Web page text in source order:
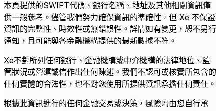
本頁提供的SWIFT代碼、銀行名稱、地址及其他相關資訊僅
供一般參考。儘管我們努力確保資訊的準確性，但 Xe 不保證
資訊的完整性、時效性或無錯誤性。詳情如有變更，恕不另行
通知，且可能與各金融機構提供的最新數據不符。
Xe不對所列任何銀行、金融機構或中介機構的法律地位、監
管狀況或營運誠信作出任何陳述。我們不認可或核實所包含的
任何實體的合法性，也不對您使用所提供資訊承擔任何責任。
根據此資訊進行的任何金融交易或決策，風險均由您自行承